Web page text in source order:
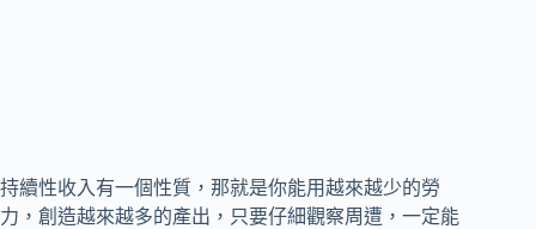
持續性收入有一個性質，那就是你能用越來越少的勞
力，創造越來越多的產出，只要仔細觀察周遭，一定能